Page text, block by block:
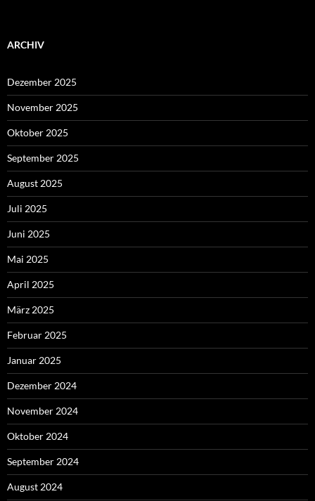
ARCHIV
Dezember 2025
November 2025
Oktober 2025
September 2025
August 2025
Juli 2025
Juni 2025
Mai 2025
April 2025
März 2025
Februar 2025
Januar 2025
Dezember 2024
November 2024
Oktober 2024
September 2024
August 2024